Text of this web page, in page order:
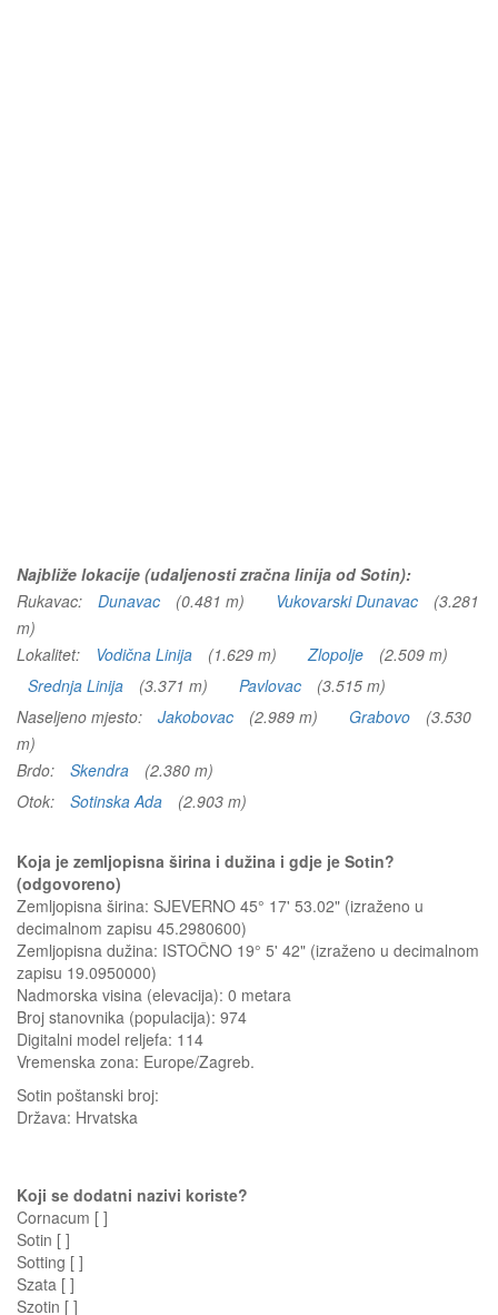
Najbliže lokacije (udaljenosti zračna linija od Sotin):
Rukavac:
Dunavac (0.481 m) Vukovarski Dunavac
(3.281
m)
Lokalitet:
Vodična Linija (1.629 m) Zlopolje
(2.509 m)
Srednja Linija
(3.371 m) Pavlovac
(3.515 m)
Naseljeno mjesto:
Jakobovac (2.989 m) Grabovo
(3.530
m)
Brdo:
Skendra
(2.380 m)
Otok:
Sotinska Ada (2.903 m)
Koja je zemljopisna širina i dužina i gdje je Sotin?
(odgovoreno)
Zemljopisna širina: SJEVERNO 45° 17' 53.02" (izraženo u
decimalnom zapisu 45.2980600)
Zemljopisna dužina: ISTOČNO 19° 5' 42" (izraženo u decimalnom
zapisu 19.0950000)
Nadmorska visina (elevacija): 0 metara
Broj stanovnika (populacija): 974
Digitalni model reljefa: 114
Vremenska zona: Europe/Zagreb.
Sotin poštanski broj:
Država: Hrvatska
Koji se dodatni nazivi koriste?
Cornacum [ ]
Sotin [ ]
Sotting [ ]
Szata [ ]
Szotin [ ]